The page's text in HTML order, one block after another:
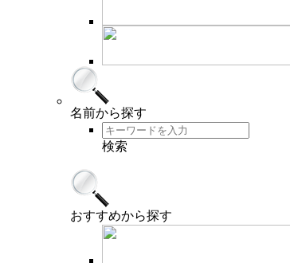
名前から探す
検索
おすすめから探す